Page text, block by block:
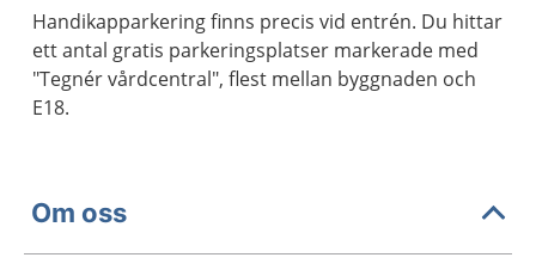
Handikapparkering finns precis vid entrén. Du hittar
ett antal gratis parkeringsplatser markerade med
"Tegnér vårdcentral", flest mellan byggnaden och
E18.
Om oss